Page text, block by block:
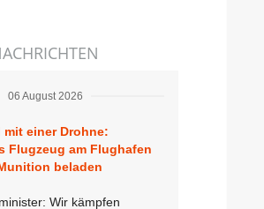
06 August 2026
mit einer Drohne:
Flugzeug am Flughafen
beladen
Wir kämpfen